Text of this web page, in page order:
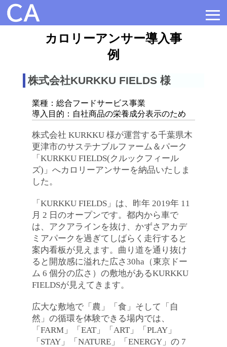
≡
カロリーアンサー導入事
例
株式会社KURKKU FIELDS 様
業種：総合フードサービス事業
導入目的：自社商品の栄養成分表示のため
株式会社 KURKKU 様が運営する千葉県木
更津市のサステナブルファーム＆パーク
「KURKKU FIELDS(クルックフィール
ズ)」へカロリーアンサーを納品いたしま
した。
「KURKKU FIELDS」は、昨年 2019年 11
月 2 日のオープンです。都内から車で
は、アクアラインを抜け、かずさアカデ
ミアパークを過ぎてしばらく走行すると
案内看板が見えます。曲り道を通り抜け
ると開放感に溢れた広さ30ha（東京ドー
ム 6 個分の広さ）の敷地があるKURKKU
FIELDSが見えてきます。
広大な敷地で「農」「食」そして「自
然」の循環を体験できる場内では、
「FARM」「EAT」「ART」「PLAY」
「STAY」「NATURE」「ENERGY」の 7